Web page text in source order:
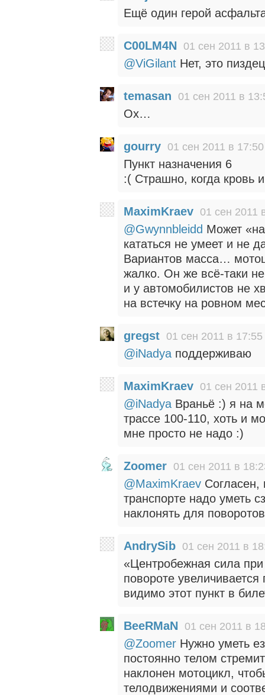
Ещё один герой
C00LM4N 01 сен 2011 в
@ViGilant Нет, это
temasan 01 сен 2011 в
Ох…
gourry 01 сен 2011 в 17:50
Пункт назначения 6
:( Страшно, когда кровь
MaximKraev 01 сен 2011
@Gwynnbleidd Может
кататься не умеет и не
Вариантов масса…
жалко. Он же всё-таки
и у автомобилистов не
на встечку на ровном
gregst 01 сен 2011 в 17:55
@iNadya поддерживаю
MaximKraev 01 сен 2011
@iNadya Враньё :) я на
трассе 100-110, хоть и
мне просто не надо :)
Zoomer 01 сен 2011 в
@MaximKraev Согласен,
транспорте надо уметь
наклонять для
AndrySib 01 сен 2011 в
«Центробежная сила
повороте
видимо этот пункт в
BeeRMaN 01 сен 2011 в
@Zoomer Нужно уметь
постоянно телом
наклонен мотоцикл,
телодвижениями и